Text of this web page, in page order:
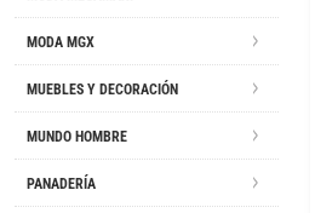
MODA MGX
MUEBLES Y DECORACIÓN
MUNDO HOMBRE
PANADERÍA